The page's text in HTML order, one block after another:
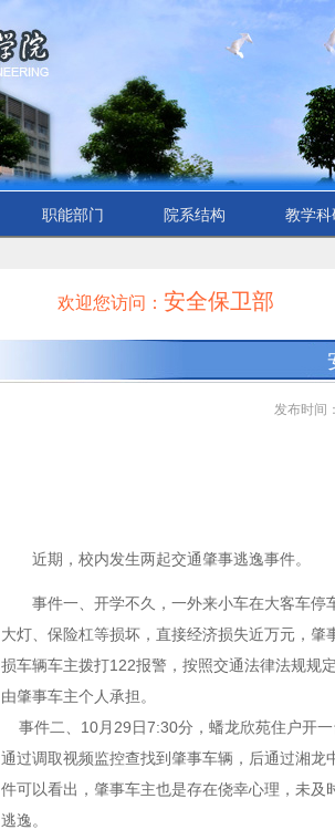
职能部门 院系结构 教学科
欢迎您访问： 安全保卫部
发布时间
近期，校内发生两起交通肇事逃逸事件。
事件一、开学不久，一外来小车在大客车
大灯、保险杠等损坏，直接经济损失近万元，
损车辆车主拨打122报警，按照交通法律法规规
由肇事车主个人承担。
事件二、10月29日7:30分，蟠龙欣苑住户开一
通过调取视频监控查找到肇事车辆，后通过湘
件可以看出，肇事车主也是存在侥幸心理，未
逃逸。